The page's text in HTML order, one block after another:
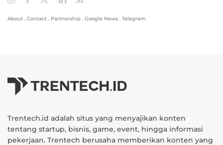
About . Contact . Partnership . Google News . Telegram
Trentech.id adalah situs yang menyajikan konten
tentang startup, bisnis, game, event, hingga informasi
pekerjaan. Trentech berusaha memberikan konten yang